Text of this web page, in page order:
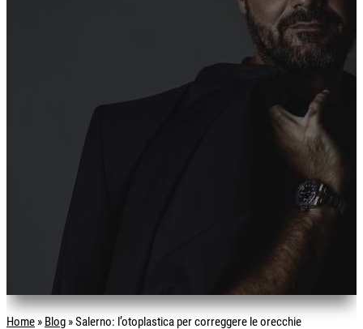
Home » Blog »Salerno: l’otoplastica per correggere le orecchie